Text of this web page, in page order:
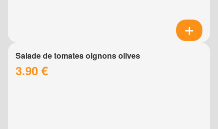
Salade de tomates oignons olives
3.90 €